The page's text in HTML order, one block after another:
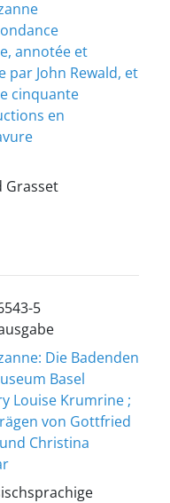
annotée et
par John Rewald, et
cinquante
en
Grasset
5
Die Badenden
Basel
Louise Krumrine ;
von Gottfried
Christina